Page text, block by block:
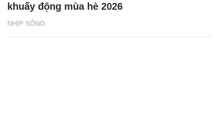
NHỊP SỐNG
khuấy động mùa hè 2026